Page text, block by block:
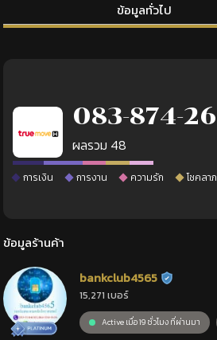
ข้อมูลทั่วไป
083-874-
ผลรวม 48
การเงิน การงาน ความรัก โชคลาภ
ข้อมูลร้านค้า
bankclub4565 ร้านยืนยันแล้
15,271 เบอร์
Active เมื่อ 19 ชั่วโมง ที่ผ่านมา